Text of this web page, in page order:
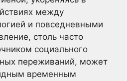
между
и повседневными
столь часто
социального
переживаний, может
временным